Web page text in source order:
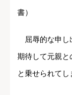
書）
屈辱的な申し
期待して元親と
と乗せられてし